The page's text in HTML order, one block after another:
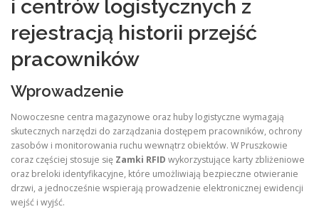
i centrów logistycznych z
rejestracją historii przejść
pracowników
Wprowadzenie
Nowoczesne centra magazynowe oraz huby logistyczne wymagają
skutecznych narzędzi do zarządzania dostępem pracowników, ochrony
zasobów i monitorowania ruchu wewnątrz obiektów. W Pruszkowie
coraz częściej stosuje się Zamki RFID wykorzystujące karty zbliżeniowe
oraz breloki identyfikacyjne, które umożliwiają bezpieczne otwieranie
drzwi, a jednocześnie wspierają prowadzenie elektronicznej ewidencji
wejść i wyjść.